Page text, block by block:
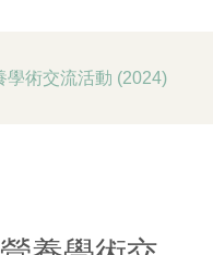
學術交流活動 (2024)